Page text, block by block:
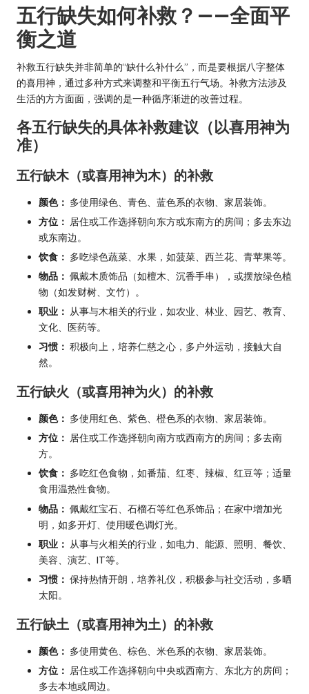
五行缺失如何补救？——全面平
衡之道
补救五行缺失并非简单的“缺什么补什么”，而是要根据八字整体
的喜用神，通过多种方式来调整和平衡五行气场。补救方法涉及
生活的方方面面，强调的是一种循序渐进的改善过程。
各五行缺失的具体补救建议（以喜用神为
准）
五行缺木（或喜用神为木）的补救
颜色： 多使用绿色、青色、蓝色系的衣物、家居装饰。
方位： 居住或工作选择朝向东方或东南方的房间；多去东边
或东南边。
饮食： 多吃绿色蔬菜、水果，如菠菜、西兰花、青苹果等。
物品： 佩戴木质饰品（如檀木、沉香手串），或摆放绿色植
物（如发财树、文竹）。
职业： 从事与木相关的行业，如农业、林业、园艺、教育、
文化、医药等。
习惯： 积极向上，培养仁慈之心，多户外运动，接触大自
然。
五行缺火（或喜用神为火）的补救
颜色： 多使用红色、紫色、橙色系的衣物、家居装饰。
方位： 居住或工作选择朝向南方或西南方的房间；多去南
方。
饮食： 多吃红色食物，如番茄、红枣、辣椒、红豆等；适量
食用温热性食物。
物品： 佩戴红宝石、石榴石等红色系饰品；在家中增加光
明，如多开灯、使用暖色调灯光。
职业： 从事与火相关的行业，如电力、能源、照明、餐饮、
美容、演艺、IT等。
习惯： 保持热情开朗，培养礼仪，积极参与社交活动，多晒
太阳。
五行缺土（或喜用神为土）的补救
颜色： 多使用黄色、棕色、米色系的衣物、家居装饰。
方位： 居住或工作选择朝向中央或西南方、东北方的房间；
多去本地或周边。